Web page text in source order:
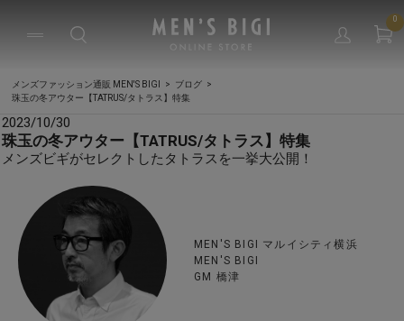
0
メンズファッション通販 MEN'S BIGI
ブログ
珠玉の冬アウター【TATRUS/タトラス】特集
2023/10/30
珠玉の冬アウター【TATRUS/タトラス】特集
メンズビギがセレクトしたタトラスを一挙大公開！
MEN'S BIGI マルイシティ横浜
MEN'S BIGI
GM 橋津